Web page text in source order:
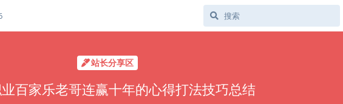
站长分享区
百家乐老哥连赢十年的心得打法技巧总结